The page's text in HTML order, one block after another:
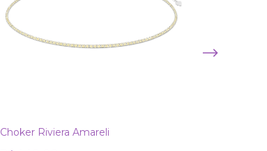
Choker Riviera Amareli